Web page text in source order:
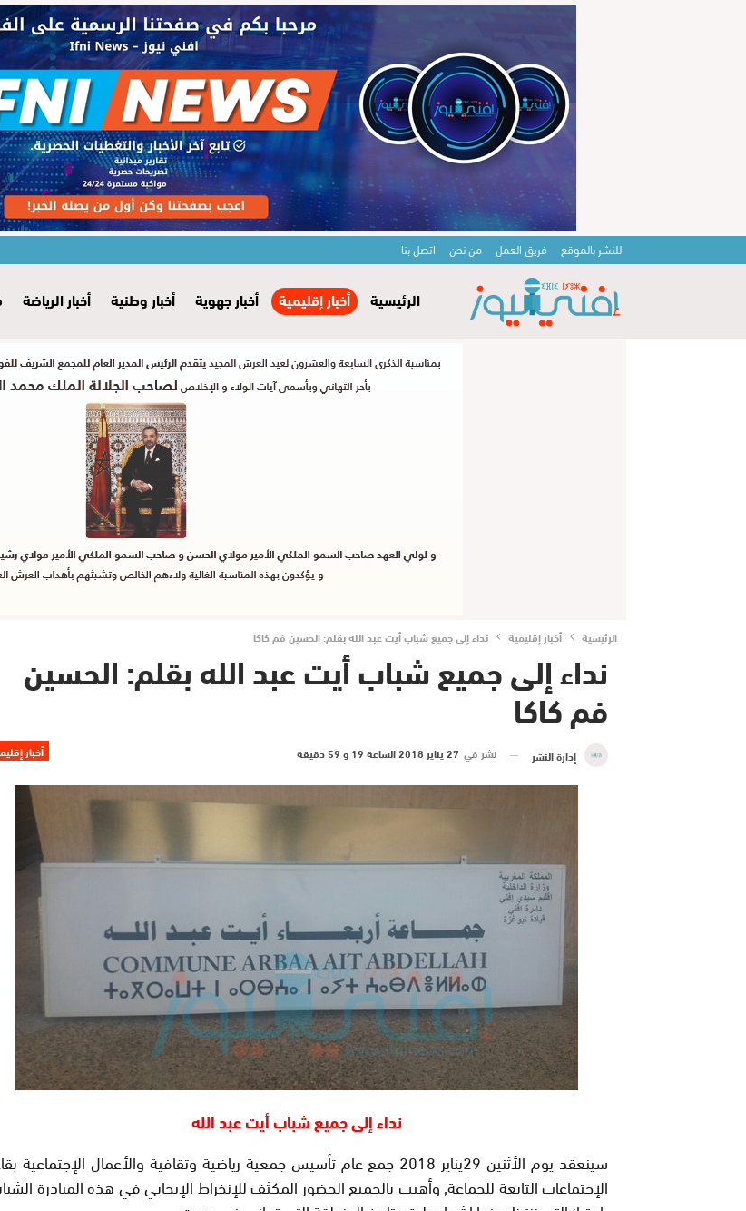
للنشر بالموقع فريق العمل من نحن اتصل بنا
الرئيسية أخبار إقليمية أخبار جهوية أخبار وطنية أخبار الرياضة
الرئيسية أخبار إقليمية نداء إلى جميع شباب أيت عبد الله بقلم: الحسين فم كاكا
نداء إلى جميع شباب أيت عبد الله بقلم: الحسين
فم كاكا
أخبار إدارة النشر نشر في 27 يناير 2018 الساعة 19 و 59 دقيقة
نداء إلى جميع شباب أيت عبد الله
سينعقد يوم الأثنين 29يناير 2018 جمع عام تأسيس جمعية رياضية وتقافية والأعمال الإجتماعية
الإجتماعات التابعة للجماعة, وأهيب بالجميع الحضور المكثف للإنخراط الإيجابي في هذه المبادرة